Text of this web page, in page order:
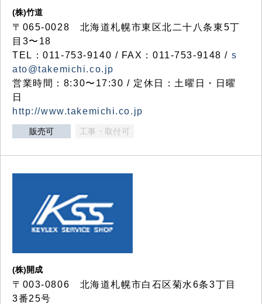
(株)竹道
〒065-0028 北海道札幌市東区北二十八条東5丁
目3〜18
TEL：011-753-9140 / FAX：011-753-9148 / s
ato@takemichi.co.jp
営業時間：8:30〜17:30 / 定休日：土曜日・日曜
日
http://www.takemichi.co.jp
販売可 工事・取付可
(株)開成
〒003-0806 北海道札幌市白石区菊水6条3丁目
3番25号